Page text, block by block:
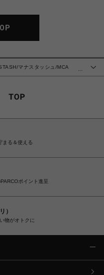
マナスタッシュ/MCA
まる＆使える
ポイント進呈
）
物がオトクに